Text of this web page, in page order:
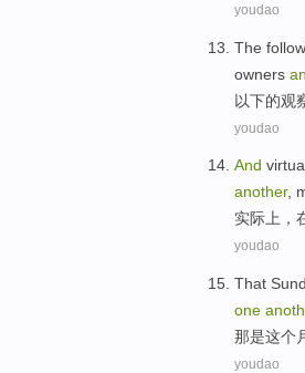
youdao
The
owners
以下的观
youdao
And
another,
实际上，
youdao
That
one
那是这个
youdao